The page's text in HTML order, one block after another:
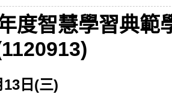
度智慧學習典範
13日(三)